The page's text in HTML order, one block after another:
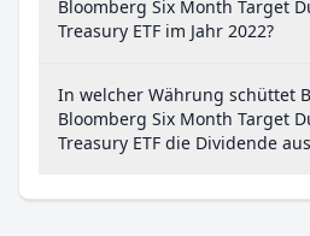
Bloomberg Six Month Target
Treasury ETF im Jahr 2022?
In welcher Währung schüttet
Bloomberg Six Month Target
Treasury ETF die Dividende